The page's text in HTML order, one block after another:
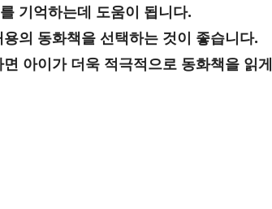
기억하는데 도움이 됩니다.
의 동화책을 선택하는 것이 좋습니다.
아이가 더욱 적극적으로 동화책을 읽